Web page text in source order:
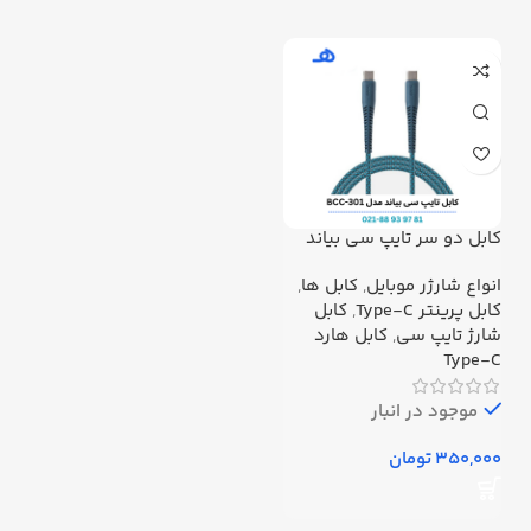
کابل دو سر تایپ سی بیاند
انواع شارژر موبایل, کابل ها,
کابل پرینتر Type-C
, کابل
شارژ تایپ سی, کابل هارد
Type-C
موجود در انبار
تومان